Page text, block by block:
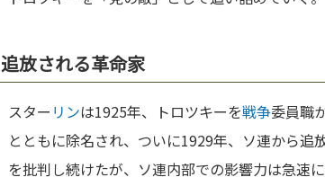
追放される革命家
スター リンは1925年、トロツキーを戦争委員職
とともに除名され、ついに1929年、ソ連から追
を批判し続けたが、ソ連内部での影響力は急速